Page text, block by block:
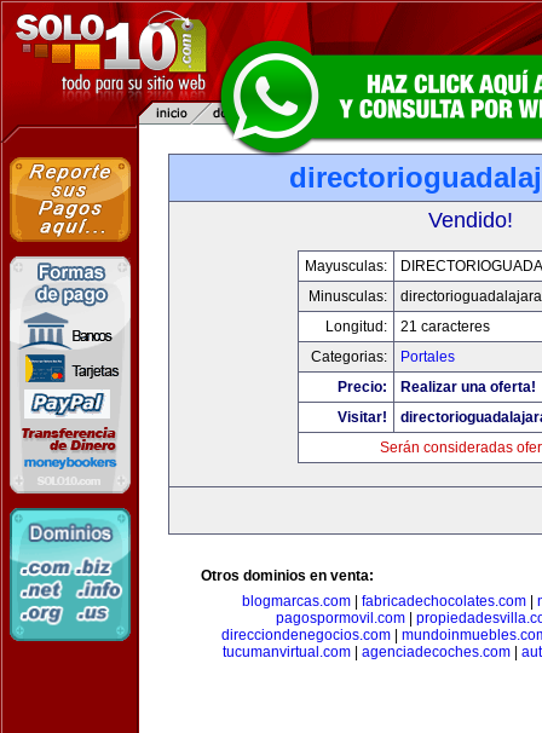
Vendido!
Mayusculas:
Minusculas:
Longitud:
21 caracteres
Categorias:
Portales
Precio:
Realizar una oferta!
Visitar!
Serán consideradas
Otros dominios en venta:
blogmarcas.com
fabricadechocolates.com
pagospormovil.com
direcciondenegocios.com
tucumanvirtual.com| agenciadecoches.com|